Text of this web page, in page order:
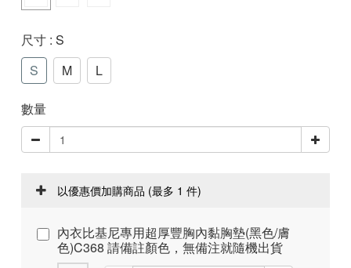
尺寸 : S
S
M L
數量
以優惠價加購商品 (最多 1 件)
內衣比基尼專用超厚豐胸內黏胸墊(黑色/膚
色)C368 請備註顏色，無備注就隨機出貨